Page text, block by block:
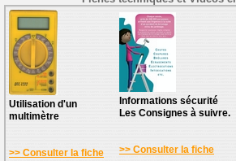
Utilisation d'un
multimètre
>> Consulter la fiche
Informations sécurité
Les Consignes à suivre.
>> Consulter la fiche